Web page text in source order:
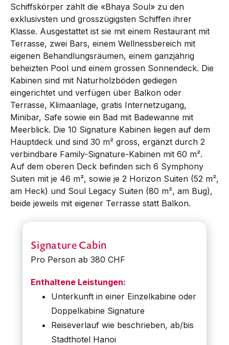
Schiffskörper zählt die «Bhaya Soul» zu den
exklusivsten und grosszügigsten Schiffen ihrer
Klasse. Ausgestattet ist sie mit einem Restaurant mit
Terrasse, zwei Bars, einem Wellnessbereich mit
eigenen Behandlungsräumen, einem ganzjährig
beheizten Pool und einem grossen Sonnendeck. Die
Kabinen sind mit Naturholzböden gediegen
eingerichtet und verfügen über Balkon oder
Terrasse, Klimaanlage, gratis Internetzugang,
Minibar, Safe sowie ein Bad mit Badewanne mit
Meerblick. Die 10 Signature Kabinen liegen auf dem
Hauptdeck und sind 30 m² gross, ergänzt durch 2
verbindbare Family-Signature-Kabinen mit 60 m².
Auf dem oberen Deck befinden sich 6 Symphony
Suiten mit je 46 m², sowie je 2 Horizon Suiten (52 m²,
am Heck) und Soul Legacy Suiten (80 m², am Bug),
beide jeweils mit eigener Terrasse statt Balkon.
Signature Cabin
Pro Person ab 380 CHF
Enthaltene Leistungen:
Unterkunft in einer Einzelkabine oder
Doppelkabine Signature
Reiseverlauf wie beschrieben, ab/bis
Stadthotel Hanoi